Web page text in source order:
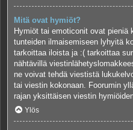
Mitä ovat hymiöt?
Hymiöt tai emoticonit ovat pieniä
tunteiden ilmaisemiseen lyhyitä
tarkoittaa iloista ja :( tarkoittaa
nähtävillä
ne voivat tehdä viestistä
tai viestin kokonaan. Foorumin
rajan yksittäisen viestin
Ylös